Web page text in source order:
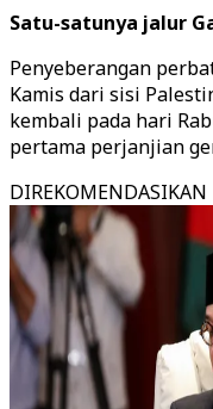
Satu-satunya jalur
Penyeberangan
Kamis dari sisi
kembali pada hari
pertama perjanjian
DIREKOMENDASIKAN